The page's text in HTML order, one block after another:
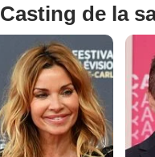
Casting de la